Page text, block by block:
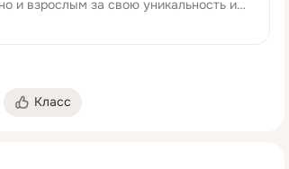
и взрослым за свою уникальность и
сделают их доступными, а
Класс